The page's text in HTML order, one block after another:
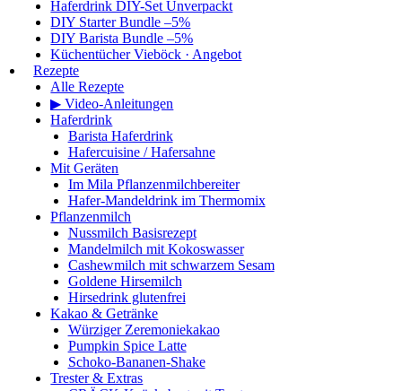
Haferdrink DIY-Set Unverpackt
DIY Starter Bundle –5%
DIY Barista Bundle –5%
Küchentücher Vieböck · Angebot
Rezepte
Alle Rezepte
▶ Video-Anleitungen
Haferdrink
Barista Haferdrink
Hafercuisine / Hafersahne
Mit Geräten
Im Mila Pflanzenmilchbereiter
Hafer-Mandeldrink im Thermomix
Pflanzenmilch
Nussmilch Basisrezept
Mandelmilch mit Kokoswasser
Cashewmilch mit schwarzem Sesam
Goldene Hirsemilch
Hirsedrink glutenfrei
Kakao & Getränke
Würziger Zeremoniekakao
Pumpkin Spice Latte
Schoko-Bananen-Shake
Trester & Extras